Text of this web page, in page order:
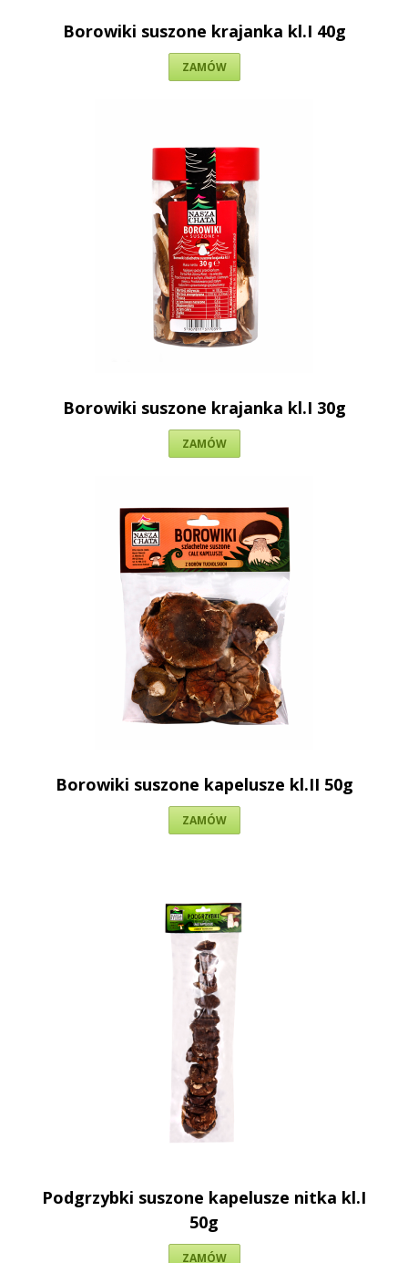
Borowiki suszone krajanka kl.I 40g
ZAMÓW
Borowiki suszone krajanka kl.I 30g
ZAMÓW
Borowiki suszone kapelusze kl.II 50g
ZAMÓW
Podgrzybki suszone kapelusze nitka kl.I
50g
ZAMÓW